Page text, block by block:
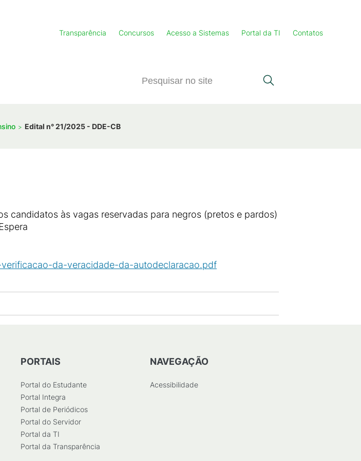
Transparência Concursos Acesso a Sistemas Portal da TI Contatos
Edital n° 21/2025 - DDE-CB
candidatos às vagas reservadas para negros (pretos e pardos)
verificacao-da-veracidade-da-autodeclaracao.pdf
PORTAIS
Portal do Estudante
Portal Integra
Portal de Periódicos
Portal do Servidor
Portal da TI
Portal da Transparência
NAVEGAÇÃO
Acessibilidade